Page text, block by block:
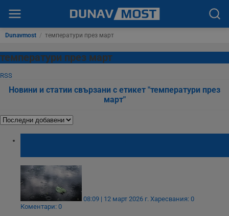
Dunavmost / температури през март
температури през март
RSS
Новини и статии свързани с етикет "температури през
март"
08:09 | 12 март 2026 г. Харесвания: 0
Коментари: 0